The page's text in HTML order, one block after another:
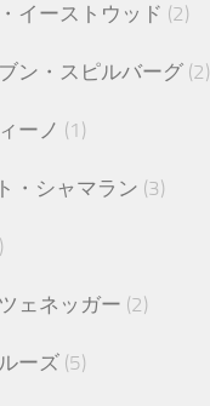
イーストウッド (2)
ン・スピルバーグ (2)
ーノ (1)
・シャマラン (3)
ェネッガー (2)
ーズ (5)